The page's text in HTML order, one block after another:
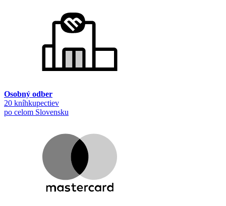
Osobný odber
20 kníhkupectiev
po celom Slovensku